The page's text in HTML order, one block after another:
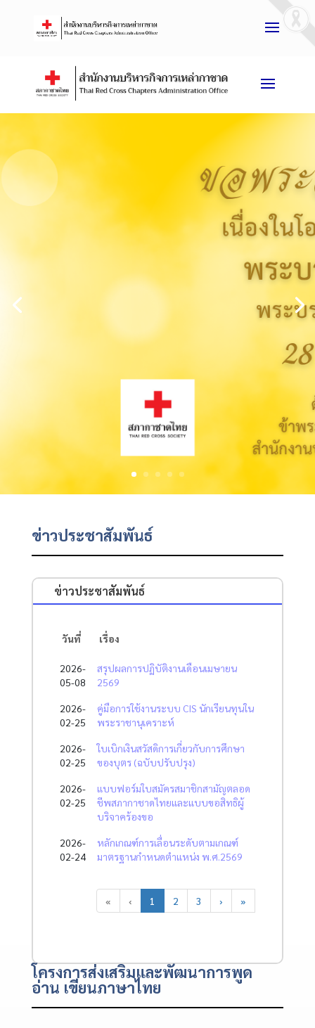
ข่าวประชาสัมพันธ์
ข่าวประชาสัมพันธ์
วันที่ เรื่อง
2026-
05-08
สรุปผลการปฏิบัติงานเดือนเมษายน
2569
2026-
02-25
คู่มือการใช้งานระบบ CIS นักเรียนทุนใน
พระราชานุเคราะห์
2026-
02-25
ใบเบิกเงินสวัสดิการเกี่ยวกับการศึกษา
ของบุตร (ฉบับปรับปรุง)
2026-
02-25
แบบฟอร์มใบสมัครสมาชิกสามัญตลอด
ชีพสภากาชาดไทยและแบบขอสิทธิผู้
บริจาคร้องขอ
2026-
02-24
หลักเกณฑ์การเลื่อนระดับตามเกณฑ์
มาตรฐานกำหนดตำแหน่ง พ.ศ.2569
« ‹ 1 2 3 › »
โครงการส่งเสริมและพัฒนาการพูด
อ่าน เขียนภาษาไทย